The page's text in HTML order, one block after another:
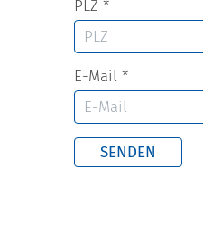
PLZ *
E-Mail *
SENDEN